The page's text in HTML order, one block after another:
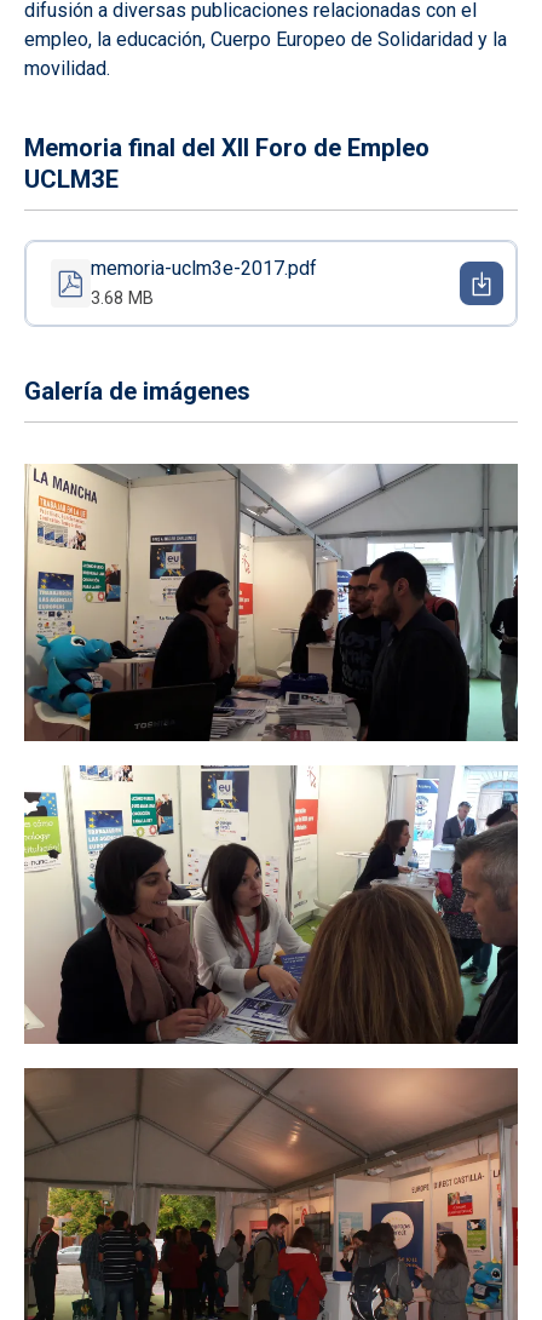
difusión a diversas publicaciones relacionadas con el
empleo, la educación, Cuerpo Europeo de Solidaridad y la
movilidad.
Memoria final del XII Foro de Empleo
UCLM3E
memoria-uclm3e-2017.pdf
3.68 MB
Galería de imágenes